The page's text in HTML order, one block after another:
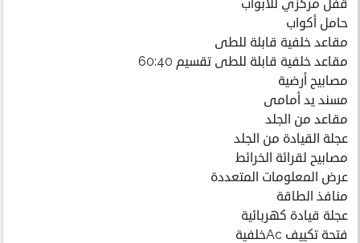
قفل مركزي للأبواب
حامل أكواب
مقاعد خلفية قابلة للطى
مقاعد خلفية قابلة للطى تقسيم 60:40
مصابيح أرضية
مسند يد أمامى
مقاعد من الجلد
عجلة القيادة من الجلد
مصابيح لقرائة الخرائط
عرض المعلومات المتعددة
منافذ الطاقة
عجلة قيادة كهربائية
فتحة تكييف Acخلفية